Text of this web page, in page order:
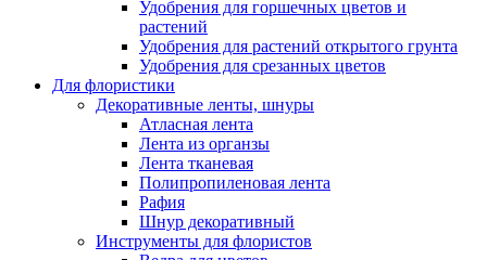
Удобрения для горшечных цветов и
растений
Удобрения для растений открытого грунта
Удобрения для срезанных цветов
Для флористики
Декоративные ленты, шнуры
Атласная лента
Лента из органзы
Лента тканевая
Полипропиленовая лента
Рафия
Шнур декоративный
Инструменты для флористов